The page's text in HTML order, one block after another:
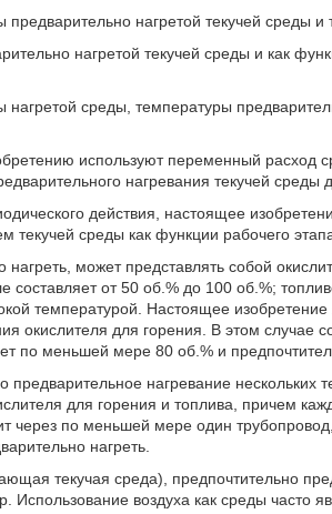
нагретой текучей среды и
нагретой текучей среды и как
среды, температуры
используют переменный расход
нагревания текучей среды
действия, настоящее
среды как функции рабочего
может представлять собой
составляет от 50 об.% до 100 об.%;
температурой. Настоящее
окислителя для горения. В этом случае
по меньшей мере 80 об.% и
нагревание нескольких
для горения и топлива, причем
через по меньшей мере один
нагреть.
текучая среда), предпочтительно
Использование воздуха как среды часто